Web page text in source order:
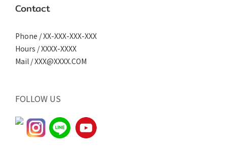
Contact
Phone / XX-XXX-XXX-XXX
Hours / XXXX-XXXX
Mail / XXX@XXXX.COM
FOLLOW US